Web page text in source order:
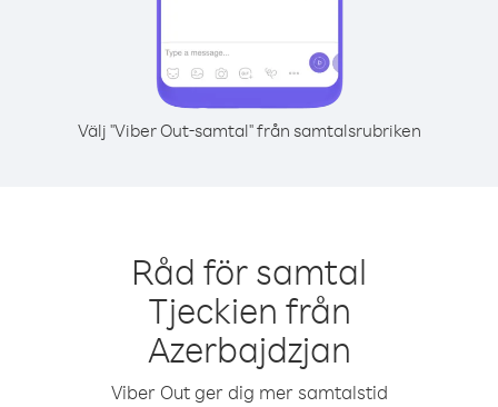
Välj "Viber Out-samtal" från samtalsrubriken
Råd för samtal
Tjeckien från
Azerbajdzjan
Viber Out ger dig mer samtalstid